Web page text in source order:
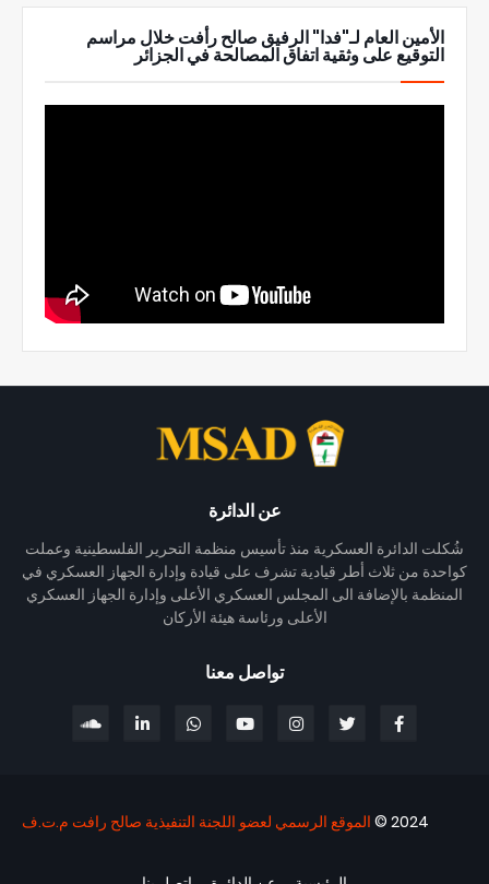
الأمين العام لـ"فدا" الرفيق صالح رأفت خلال مراسم
التوقيع على وثقية اتفاق المصالحة في الجزائر
عن الدائرة
شُكلت الدائرة العسكرية منذ تأسيس منظمة التحرير الفلسطينية وعملت
كواحدة من ثلاث أطر قيادية تشرف على قيادة وإدارة الجهاز العسكري في
المنظمة بالإضافة الى المجلس العسكري الأعلى وإدارة الجهاز العسكري
الأعلى ورئاسة هيئة الأركان
تواصل معنا
2024 © الموقع الرسمي لعضو اللجنة التنفيذية صالح رافت م.ت.ف